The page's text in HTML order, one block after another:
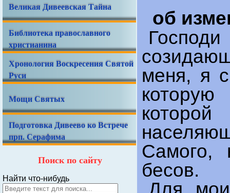
Великая Дивеевская Тайна
Библиотека православного
христианина
Хронология Воскресения Святой
Руси
Мощи Святых
Подготовка Дивеево ко Встрече
прп. Серафима
Поиск по сайту
Найти что-нибудь
об
меня, я
Самого,
бесов.